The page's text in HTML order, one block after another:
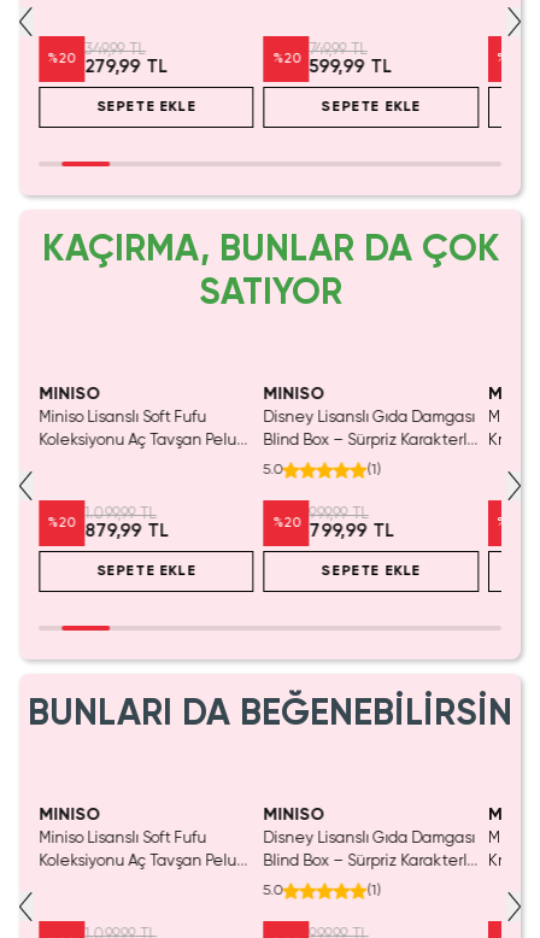
%20
349,99 TL
279,99 TL
SEPETE EKLE
%20
749,99 TL
599,99 TL
SEPETE EKLE
%
KAÇIRMA, BUNLAR DA ÇOK
SATIYOR
MINISO
Miniso Lisanslı Soft Fufu
Koleksiyonu Aç Tavşan Peluş
%20
1.099,99 TL
879,99 TL
SEPETE EKLE
MINISO
Disney Lisanslı Gıda Damgası
Blind Box – Sürpriz Karakterli
Eğlenceli Sunum
5.0 (1)
%20
999,99 TL
799,99 TL
SEPETE EKLE
Miniso
Kristal
%
BUNLARI DA BEĞENEBİLİRSİN
MINISO
Miniso Lisanslı Soft Fufu
Koleksiyonu Aç Tavşan Peluş
MINISO
Disney Lisanslı Gıda Damgası
Blind Box – Sürpriz Karakterli
Eğlenceli Sunum
5.0 (1)
Miniso
Kristal